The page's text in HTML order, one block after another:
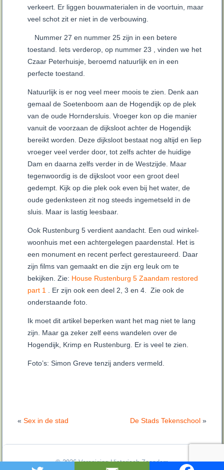
verkeert. Er liggen bouwmaterialen in de voortuin, maar
veel schot zit er niet in de verbouwing.
Nummer 27 en nummer 25 zijn in een betere
toestand. Iets verderop, op nummer 23 , vinden we het
Czaar Peterhuisje, beroemd natuurlijk en in een
perfecte toestand.
Natuurlijk is er nog veel meer moois te zien. Denk aan
gemaal de Soetenboom aan de Hogendijk op de plek
van de oude Horndersluis. Vroeger kon op die manier
vanuit de voorzaan de dijksloot achter de Hogendijk
bereikt worden. Deze dijksloot bestaat nog altijd en liep
vroeger veel verder door, tot zelfs achter de huidige
Dam en daarna zelfs verder in de Westzijde. Maar
tegenwoordig is de dijksloot voor een groot deel
gedempt. Kijk op die plek ook even bij het water, de
oude gedenksteen zit nog steeds ingemetseld in de
sluis. Maar is lastig leesbaar.
Ook Rustenburg 5 verdient aandacht. Een oud winkel-
woonhuis met een achtergelegen paardenstal. Het is
een monument en recent perfect gerestaureerd. Daar
zijn films van gemaakt en die zijn erg leuk om te
bekijken. Zie: House Rustenburg 5 Zaandam restored
part 1 . Er zijn ook een deel 2, 3 en 4. Zie ook de
onderstaande foto.
Ik moet dit artikel beperken want het mag niet te lang
zijn. Maar ga zeker zelf eens wandelen over de
Hogendijk, Krimp en Rustenburg. Er is veel te zien.
Foto’s: Simon Greve tenzij anders vermeld.
«Sex in de stad De Stads Tekenschool»
© 2026Vereniging Historisch Zaandam